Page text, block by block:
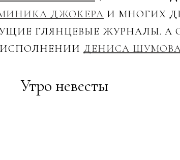
ДЖОКЕРА И МНОГИХ
ГЛЯНЦЕВЫЕ ЖУРНАЛЫ. А
ИСПОЛНЕНИИ ДЕНИСА
Утро невесты